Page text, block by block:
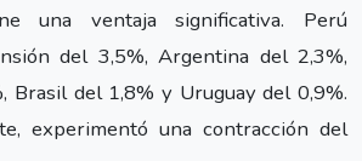
una ventaja significativa. Perú
del 3,5%, Argentina del 2,3%,
Brasil del 1,8% y Uruguay del 0,9%.
experimentó una contracción del